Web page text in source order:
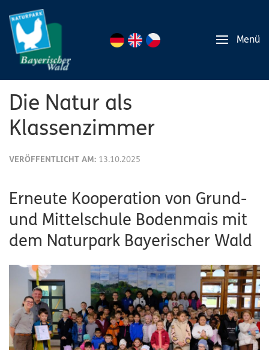
Menü
Die Natur als
Klassenzimmer
VERÖFFENTLICHT AM: 13.10.2025
Erneute Kooperation von Grund-
und Mittelschule Bodenmais mit
dem Naturpark Bayerischer Wald